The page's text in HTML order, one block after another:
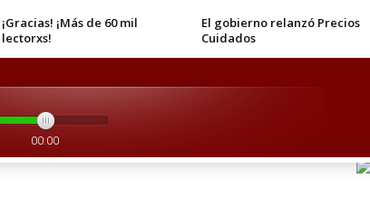
¡Gracias! ¡Más de 60 mil
lectorxs!
El gobierno relanzó Precios
Cuidados
Capusotto: «Este gobierno
casi a propósito»
El editorial de Edgardo Mocca